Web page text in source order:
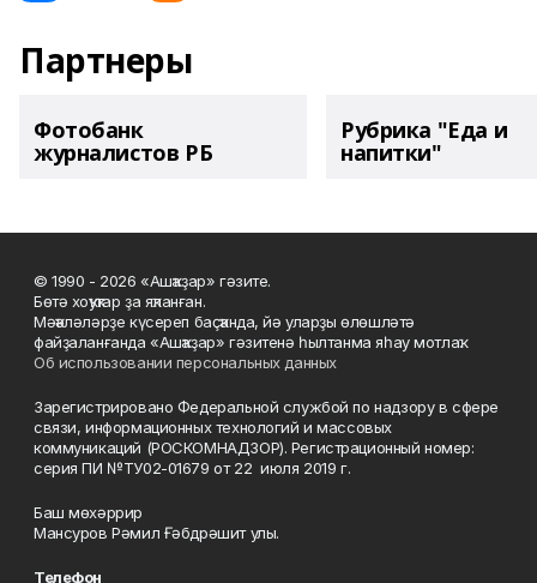
Партнеры
Фотобанк
журналистов РБ
Рубрика "Еда и
напитки"
© 1990 - 2026 «Ашҡаҙар» гәзите.
Бөтә хоҡуҡтар ҙа яҡланған.
Мәҡәләләрҙе күсереп баҫҡанда, йә уларҙы өлөшләтә
файҙаланғанда «Ашҡаҙар» гәзитенә һылтанма яһау мотлаҡ.
Об использовании персональных данных
Зарегистрировано Федеральной службой по надзору в сфере
связи, информационных технологий и массовых
коммуникаций (РОСКОМНАДЗОР). Регистрационный номер:
серия ПИ №ТУ02-01679 от 22 июля 2019 г.
Баш мөхәррир
Мансуров Рәмил Ғәбдрәшит улы.
Телефон